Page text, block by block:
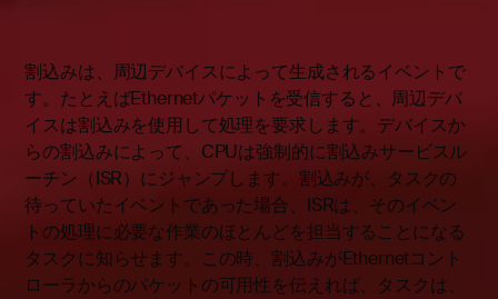
割込みは、周辺デバイスによって生成されるイベントで
す。たとえばEthernetパケットを受信すると、周辺デバ
イスは割込みを使用して処理を要求します。デバイスか
らの割込みによって、CPUは強制的に割込みサービスル
ーチン（ISR）にジャンプします。割込みが、タスクの
待っていたイベントであった場合、ISRは、そのイベン
トの処理に必要な作業のほとんどを担当することになる
タスクに知らせます。この時、割込みがEthernetコント
ローラからのパケットの可用性を伝えれば、タスクは、